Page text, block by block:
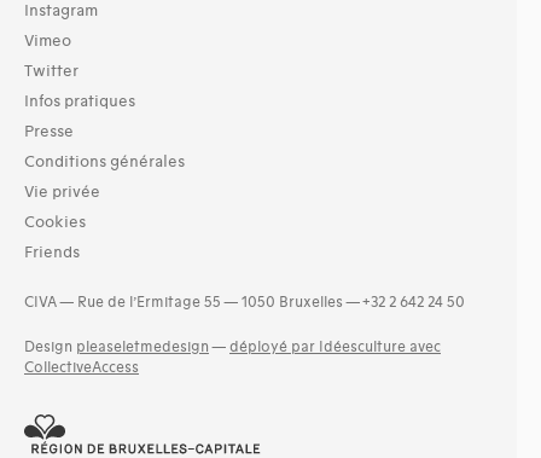
Instagram
Vimeo
Twitter
Infos pratiques
Presse
Conditions générales
Vie privée
Cookies
Friends
CIVA — Rue de l’Ermitage 55 — 1050 Bruxelles — +32 2 642 24 50
Design pleaseletmedesign — déployé par Idéesculture avec
CollectiveAccess